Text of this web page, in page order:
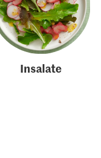
Insalate